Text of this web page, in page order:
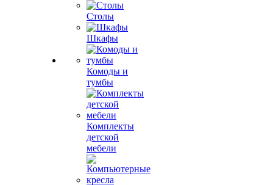
Столы
Шкафы
Комоды и
тумбы
Комплекты
детской
мебели